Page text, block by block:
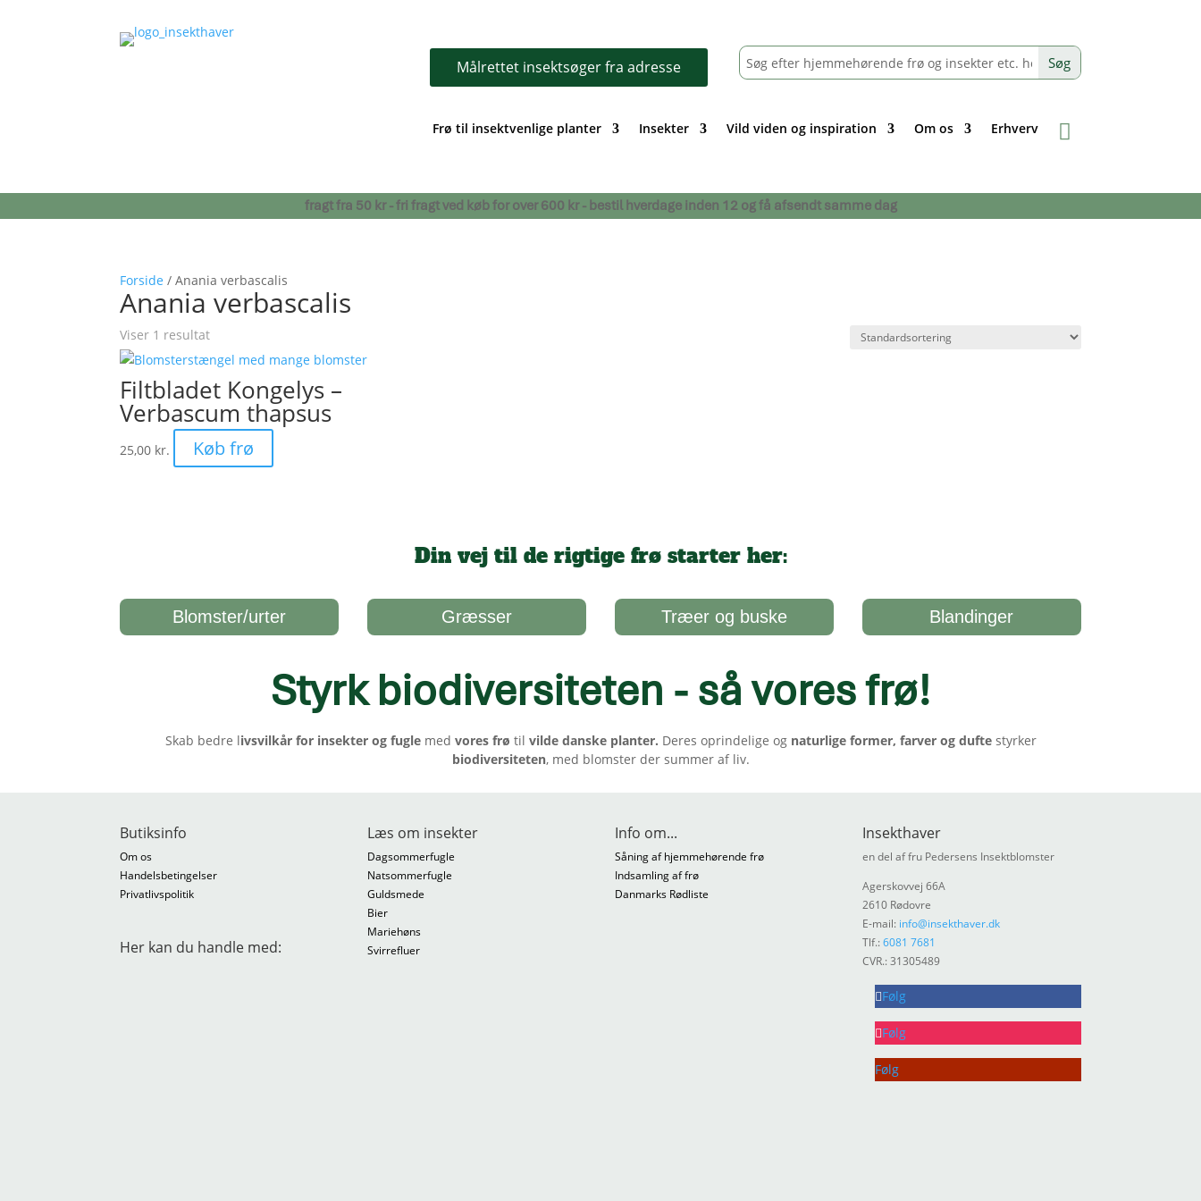
Målrettet insektsøger fra adresse
Frø til insektvenlige planter Insekter Vild viden og inspiration Om os Erhverv
fragt fra 50 kr - fri fragt ved køb for over 600 kr - bestil hverdage inden 12 og få afsendt samme dag
Forside / Anania verbascalis
Anania verbascalis
Viser 1 resultat
Filtbladet Kongelys –
Verbascum thapsus
25,00 kr. Køb frø
Din vej til de rigtige frø starter her:
Blomster/urter Græsser Træer og buske Blandinger
Styrk biodiversiteten - så vores frø!
Skab bedre livsvilkår for insekter og fuglemed vores frø til vilde danske planter. Deres oprindelige og naturlige former, farver og duftestyrker
biodiversiteten, med blomster der summer af liv.
Butiksinfo
Om os
Handelsbetingelser
Privatlivspolitik
Her kan du handle med:
Læs om insekter
Dagsommerfugle
Natsommerfugle
Guldsmede
Bier
Mariehøns
Svirrefluer
Info om...
Såning af hjemmehørende frø
Indsamling af frø
Danmarks Rødliste
Insekthaver
en del af fru Pedersens Insektblomster
Agerskovvej 66A
2610 Rødovre
E-mail: info@insekthaver.dk
Tlf.:6081 7681
CVR.: 31305489
Følg
Følg
Følg